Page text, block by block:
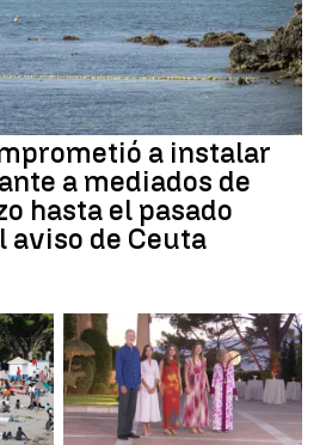
a instalar
a mediados de
hasta el pasado
aviso de Ceuta